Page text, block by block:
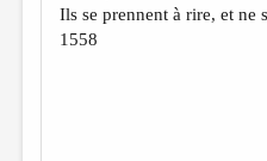
ТРЕДИАКОВСКИЙ
Ils se prennent à rire, et ne
1558